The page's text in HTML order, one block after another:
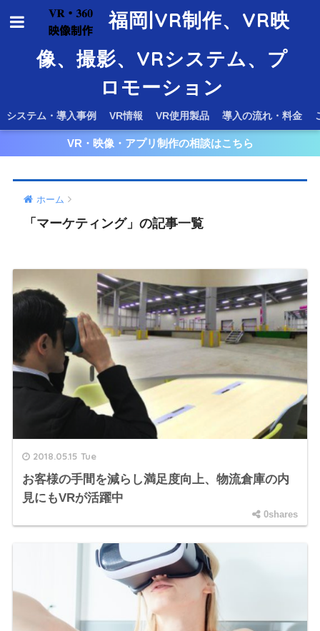
福岡|VR制作、VR映
像、撮影、VRシステム、プ
ロモーション
システム・導入事例 VR情報 VR使用製品 導入の流れ・料金
VR・映像・アプリ制作の相談はこちら
ホーム
「マーケティング」の記事一覧
2018.05.15 Tue
お客様の手間を減らし満足度向上、物流倉庫の内
見にもVRが活躍中
0shares